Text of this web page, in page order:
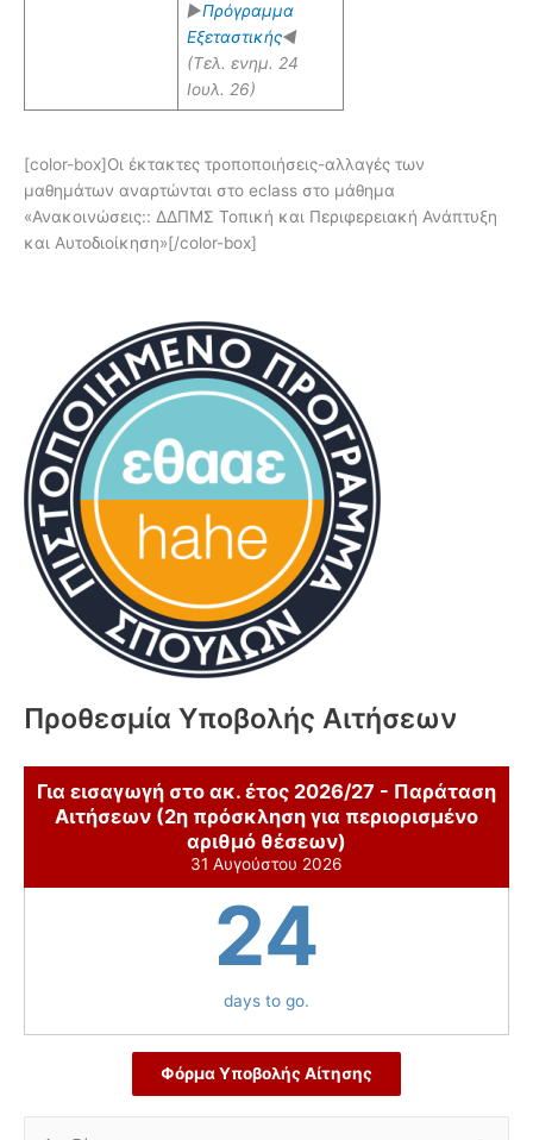
►Πρόγραμμα
Εξεταστικής◄
(Τελ. ενημ. 24
Ιουλ. 26)
[color-box]Οι έκτακτες τροποποιήσεις-αλλαγές των
μαθημάτων αναρτώνται στο eclass στο μάθημα
«Ανακοινώσεις:: ΔΔΠΜΣ Τοπική και Περιφερειακή Ανάπτυξη
και Αυτοδιοίκηση»[/color-box]
Προθεσμία Υποβολής Αιτήσεων
Για εισαγωγή στο ακ. έτος 2026/27 - Παράταση
Αιτήσεων (2η πρόσκληση για περιορισμένο
αριθμό θέσεων)
31 Αυγούστου 2026
24
days to go.
Φόρμα Υποβολής Αίτησης